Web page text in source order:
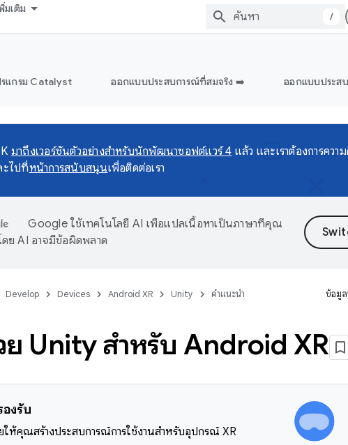
มเติม
/
แกรม Catalyst ออกแบบประสบการณ์ที่สมจริง ➡️ ออกแบบประส
มาถึงเวอร์ชันตัวอย่างสำหรับนักพัฒนาซอฟต์แวร์ 4 แล้ว และเราต้องการคว
ะไปที่หน้าการสนับสนุนเพื่อติดต่อเรา
Google ใช้เทคโนโลยี AI เพื่อแปลเนื้อหาเป็นภาษาที่คุณ
ดย AI อาจมีข้อผิดพลาด
Develop Devices Android XR Unity คำแนะนำ ข้อมู
Unity สำหรับ Android XR
งรับ
ห้คุณสร้างประสบการณ์การใช้งานสำหรับอุปกรณ์ XR